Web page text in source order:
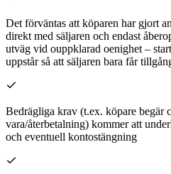
Det förväntas att köparen har gjort
direkt med säljaren och endast
utväg vid ouppklarad oenighet –
uppstår så att säljaren bara får
Bedrägliga krav (t.ex. köpare begär
vara/återbetalning) kommer att
och eventuell kontostängning